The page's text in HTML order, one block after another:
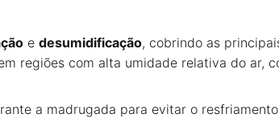
e desumidificação, cobrindo as
regiões com alta umidade relativa do ar,
a madrugada para evitar o